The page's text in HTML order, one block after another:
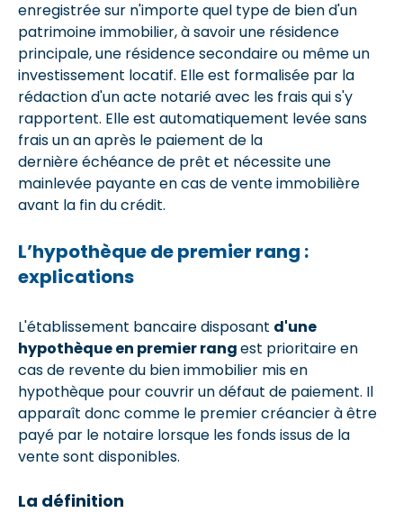
enregistrée sur n'importe quel type de bien d'un
patrimoine immobilier, à savoir une résidence
principale, une résidence secondaire ou même un
investissement locatif. Elle est formalisée par la
rédaction d'un acte notarié avec les frais qui s'y
rapportent. Elle est automatiquement levée sans
frais un an après le paiement de la
dernière échéance de prêt et nécessite une
mainlevée payante en cas de vente immobilière
avant la fin du crédit.
L’hypothèque de premier rang :
explications
L'établissement bancaire disposant d'une
hypothèque en premier rangest prioritaire en
cas de revente du bien immobilier mis en
hypothèque pour couvrir un défaut de paiement. Il
apparaît donc comme le premier créancier à être
payé par le notaire lorsque les fonds issus de la
vente sont disponibles.
La définition